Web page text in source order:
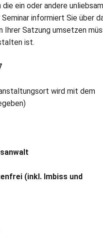
ein oder andere
informiert Sie über
Ihrer Satzung umsetzen
ist.
wird mit dem
(inkl. Imbiss und